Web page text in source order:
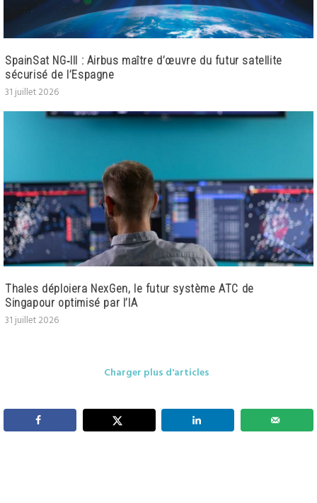
SpainSat NG‑III : Airbus maître d’œuvre du futur satellite
sécurisé de l’Espagne
31 juillet 2026
Thales déploiera NexGen, le futur système ATC de
Singapour optimisé par l’IA
31 juillet 2026
Charger plus d'articles